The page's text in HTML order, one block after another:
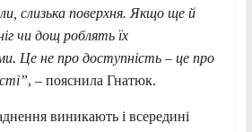
слизька поверхня. Якщо ще й
чи дощ роблять їх
Це не про доступність – це про
, – пояснила Гнатюк.
виникають і всередині